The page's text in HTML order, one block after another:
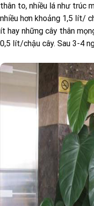
thân to, nhiều lá như trúc
nhiều hơn khoảng 1,5 lít/
ít hay những cây thân
0,5 lít/chậu cây. Sau 3-4